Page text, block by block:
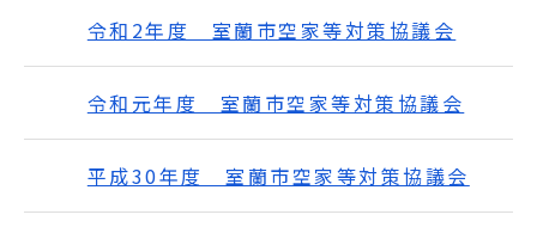
令和2年度 室蘭市空家等対策協議会
令和元年度 室蘭市空家等対策協議会
平成30年度 室蘭市空家等対策協議会